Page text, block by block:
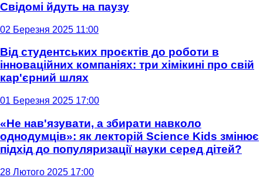
Свідомі йдуть на паузу
02 Березня 2025 11:00
Від студентських проєктів до роботи в
інноваційних компаніях: три хімікині про свій
кар'єрний шлях
01 Березня 2025 17:00
«Не нав'язувати, а збирати навколо
однодумців»: як лекторій Science Kids змінює
підхід до популяризації науки серед дітей?
28 Лютого 2025 17:00